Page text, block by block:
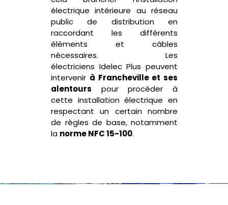
électrique intérieure au réseau
public de distribution en
raccordant les différents
éléments et câbles
nécessaires. Les
électriciens IdelecPlus peuvent
intervenir à Francheville et ses
alentours pour procéder à
cette installation électrique en
respectant un certain nombre
de règles de base, notamment
la norme NFC 15-100.